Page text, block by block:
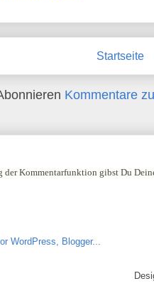
Startseite
Kommentare
Kommentarfunktion gibst Du